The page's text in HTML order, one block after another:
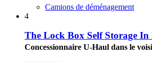
Camions de déménagement
4
The Lock Box Self Storage
Concessionnaire U-Haul dans le